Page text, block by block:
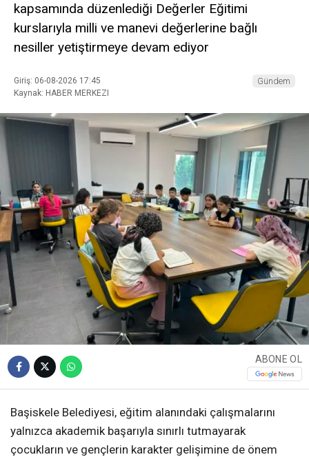
kapsamında düzenlediği Değerler Eğitimi
kurslarıyla milli ve manevi değerlerine bağlı
nesiller yetiştirmeye devam ediyor
Giriş: 06-08-2026 17:45
Kaynak: HABER MERKEZI
Gündem
ABONE OL
Başiskele Belediyesi, eğitim alanındaki çalışmalarını
yalnızca akademik başarıyla sınırlı tutmayarak
çocukların ve gençlerin karakter gelişimine de önem